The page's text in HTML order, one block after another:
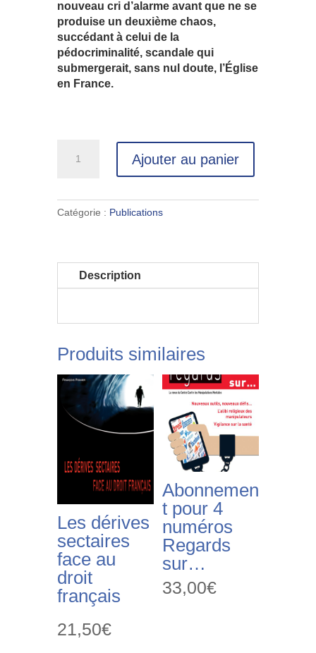
nouveau cri d’alarme avant que ne se
produise un deuxième chaos,
succédant à celui de la
pédocriminalité, scandale qui
submergerait, sans nul doute, l’Église
en France.
spirituel
Ajouter au panier
Catégorie : Publications
Description
Produits similaires
Les dérives
sectaires
face au
droit
français
21,50€
Abonnemen
t pour 4
numéros
Regards
sur…
33,00€